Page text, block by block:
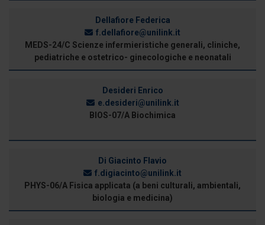
Dellafiore Federica
f.dellafiore@unilink.it
MEDS-24/C Scienze infermieristiche generali, cliniche,
pediatriche e ostetrico- ginecologiche e neonatali
Desideri Enrico
e.desideri@unilink.it
BIOS-07/A Biochimica
Di Giacinto Flavio
f.digiacinto@unilink.it
PHYS-06/A Fisica applicata (a beni culturali, ambientali,
biologia e medicina)